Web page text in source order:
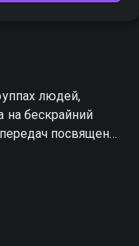
людей,
на бескрайний
посвящена
в условиях